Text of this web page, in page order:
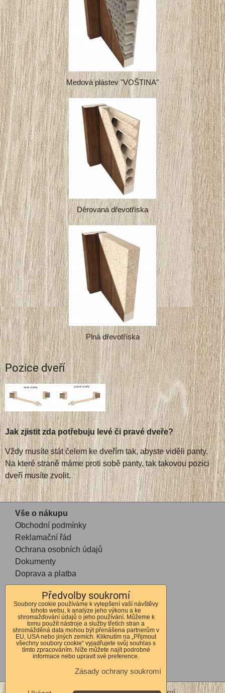
Medová plástev "VOŠTINA"
Děrovaná dřevotříska
Plná dřevotříska
Pozice dveří
Jak zjistit zda potřebuju levé či pravé dveře?
Vždy musíte stát čelem ke dveřím tak, abyste viděli panty.
Na které straně máme proti sobě panty, tak takovou pozici
dveří musíte zvolit.
Vše o nákupu
Obchodní podmínky
Reklamační řád
Ochrana osobních údajů
Dokumenty
Doprava a platba
Kontakt
Andrea Mohauptová
Kvítkov 56
Česká Lípa
470 01
DIČ CZ7762262310
Předvolby soukromí
Soubory cookie používáme k vylepšení vaší návštěvy
tohoto webu, k analýze jeho výkonu a ke
shromažďování údajů o jeho používání. Můžeme k
tomu použít nástroje a služby třetích stran a
shromážděná data mohou být přenášena partnerům v
EU, USA nebo jiných zemích. Kliknutím na „Přijmout
všechny soubory cookie“ vyjadřujete svůj souhlas s
tímto zpracováním. Níže můžete najít podrobné
informace nebo upravit své preference.
Zásady ochrany soukromí